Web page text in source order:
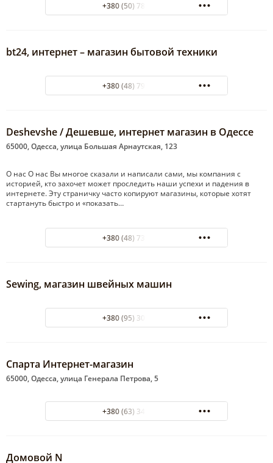
+380 (50) 789-28-92
bt24, интернет – магазин бытовой техники
+380 (48) 794-22-71
Deshevshe / Дешевше, интернет магазин в Одессе
65000, Одесса, улица Большая Арнаутская, 123
О нас О нас Вы многое сказали и написали сами, мы компания с
историей, кто захочет может проследить наши успехи и падения в
интернете. Эту страничку часто копируют магазины, которые хотят
стартануть быстро и «показать…
+380 (48) 737-88-40
Sewing, магазин швейных машин
+380 (95) 304-20-05
Спарта Интернет-магазин
65000, Одесса, улица Генерала Петрова, 5
+380 (63) 349-94-90
Домовой N